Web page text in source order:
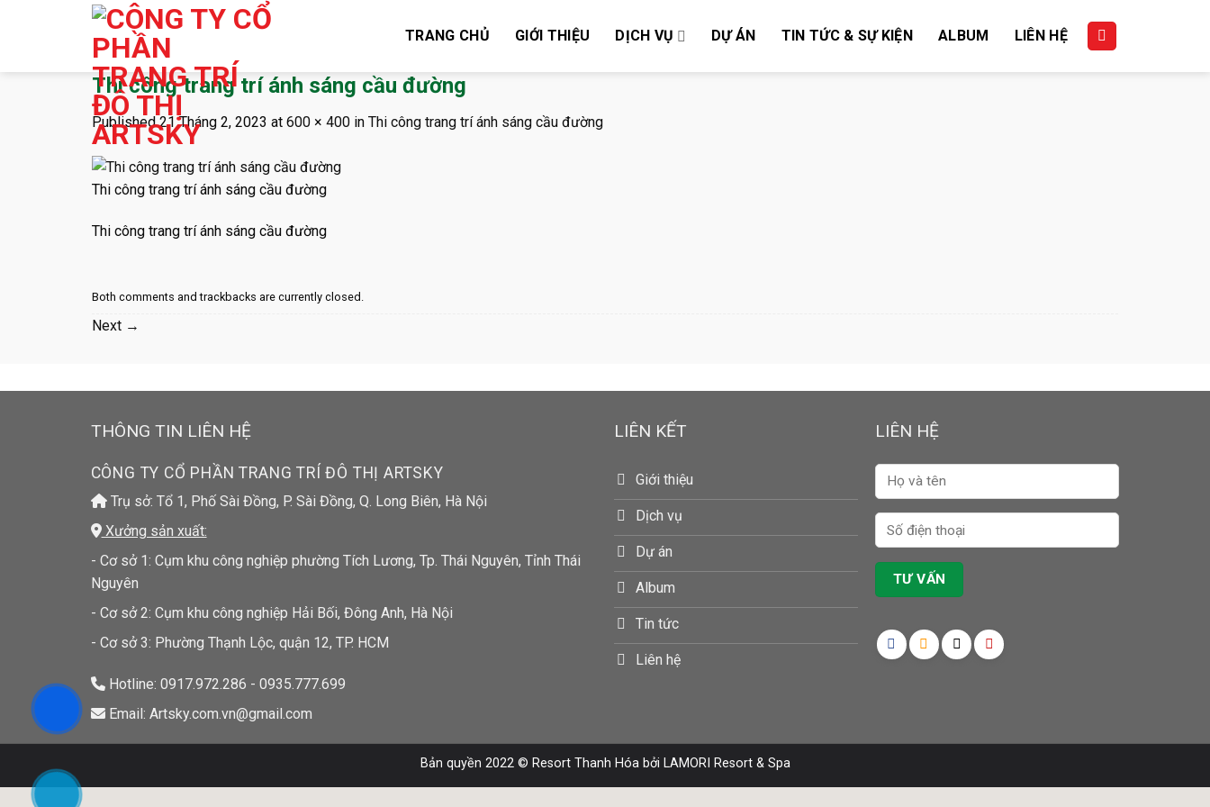
TRANG CHỦ GIỚI THIỆU DỊCH VỤ DỰ ÁN TIN TỨC & SỰ KIỆN ALBUM LIÊN HỆ
Thi công trang trí ánh sáng cầu đường
Published21 Tháng 2, 2023 at 600 × 400 in Thi công trang trí ánh sáng cầu đường
Thi công trang trí ánh sáng cầu đường
Thi công trang trí ánh sáng cầu đường
Both comments and trackbacks are currently closed.
Next →
THÔNG TIN LIÊN HỆ
CÔNG TY CỔ PHẦN TRANG TRÍ ĐÔ THỊ ARTSKY
Trụ sở: Tổ 1, Phố Sài Đồng, P. Sài Đồng, Q. Long Biên, Hà Nội
Xưởng sản xuất:
- Cơ sở 1: Cụm khu công nghiệp phường Tích Lương, Tp. Thái Nguyên, Tỉnh Thái
Nguyên
- Cơ sở 2: Cụm khu công nghiệp Hải Bối, Đông Anh, Hà Nội
- Cơ sở 3: Phường Thạnh Lộc, quận 12, TP. HCM
Hotline: 0917.972.286 - 0935.777.699
Email: Artsky.com.vn@gmail.com
LIÊN KẾT
Giới thiệu
Dịch vụ
Dự án
Album
Tin tức
Liên hệ
LIÊN HỆ
Bản quyền 2022 © Resort Thanh Hóabởi LAMORI Resort & Spa